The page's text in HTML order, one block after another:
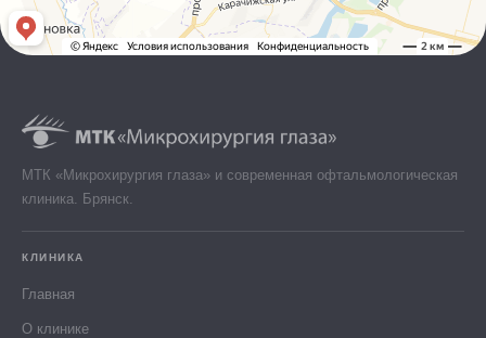
МТК «Микрохирургия глаза» и современная офтальмологическая
клиника. Брянск.
КЛИНИКА
Главная
О клинике